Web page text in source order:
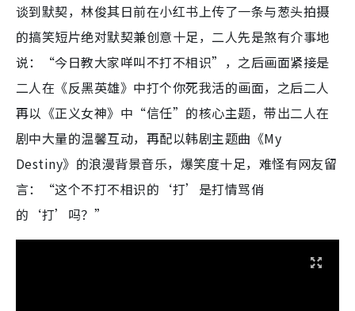
谈到默契，林俊其日前在小红书上传了一条与葱头拍摄
的搞笑短片绝对默契兼创意十足，二人先是煞有介事地
说：“今日教大家咩叫不打不相识”，之后画面紧接是
二人在《反黑英雄》中打个你死我活的画面，之后二人
再以《正义女神》中“信任”的核心主题，带出二人在
剧中大量的温馨互动，再配以韩剧主题曲《My
Destiny》的浪漫背景音乐，爆笑度十足，难怪有网友留
言：“这个不打不相识的‘打’是打情骂俏
的‘打’吗？”